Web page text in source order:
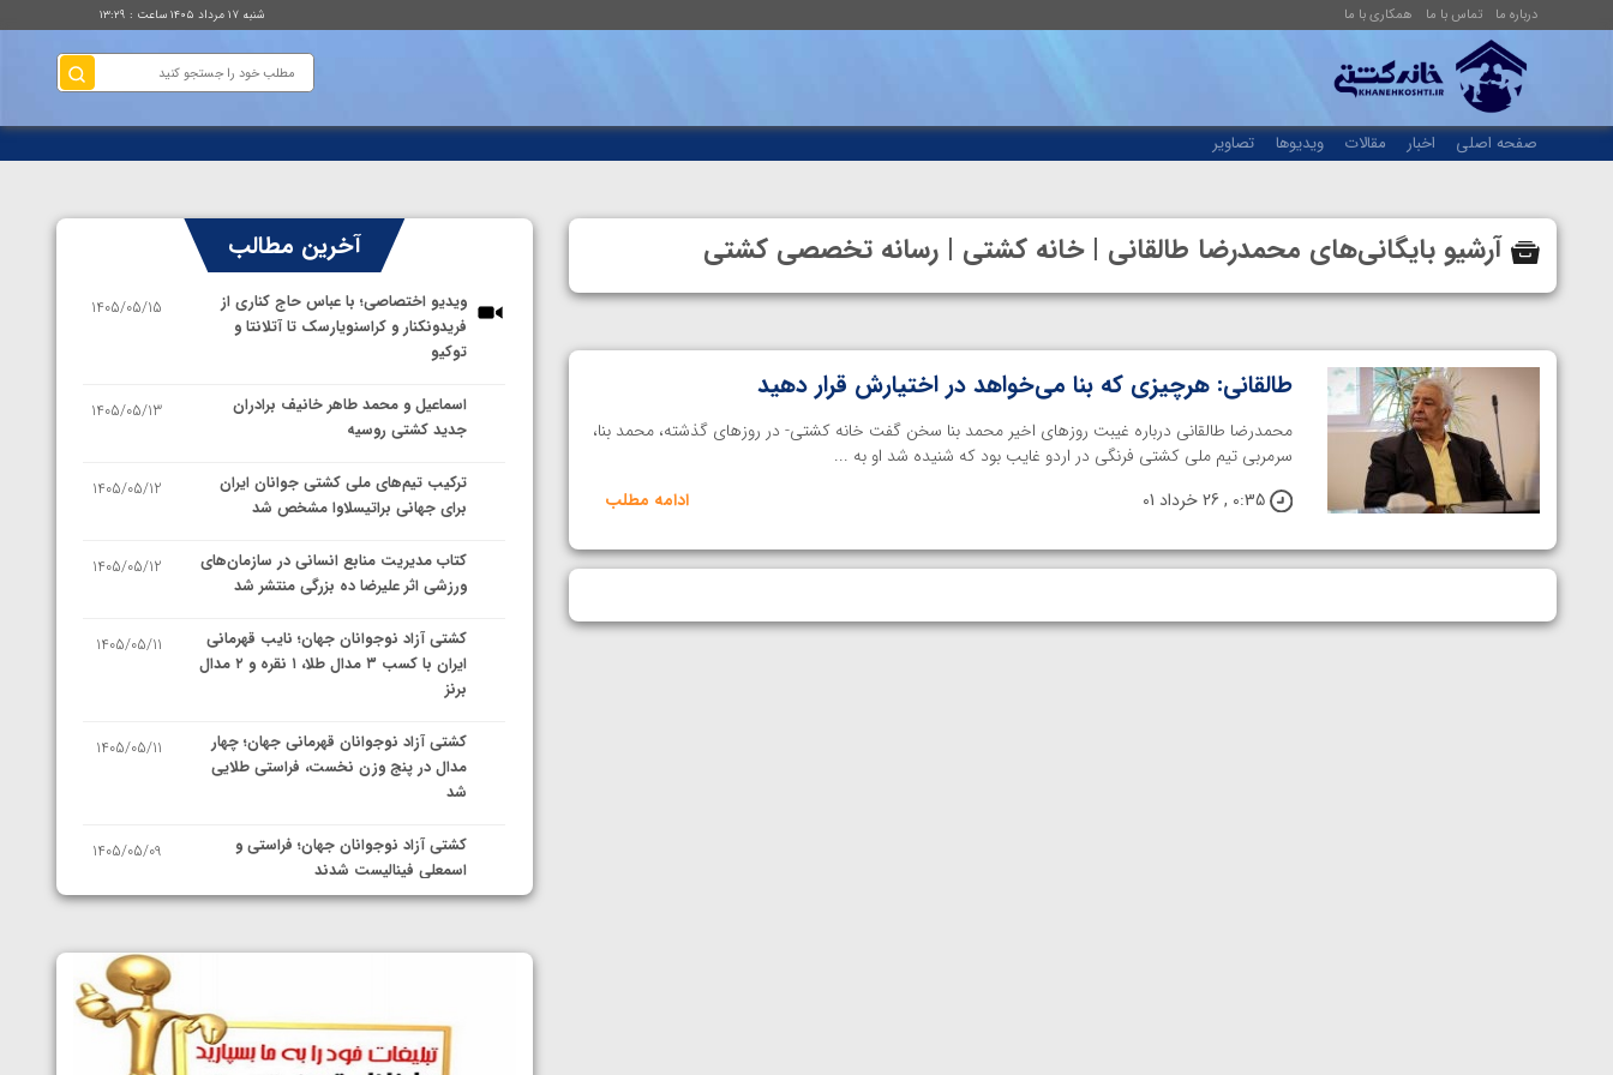
درباره ما تماس با ما همکاری با ما شنبه ۱۷ مرداد ۱۴۰۵ ساعت : ۱۳:۲۹
صفحه اصلی اخبار مقالات ویدیوها تصاویر
آرشیو بایگانی‌های محمدرضا طالقانی | خانه کشتی | رسانه تخصصی کشتی
طالقانی: هرچیزی که بنا می‌خواهد در اختیارش قرار دهید
محمدرضا طالقانی درباره غیبت روزهای اخیر محمد بنا سخن گفت‌ خانه کشتی- در روزهای گذشته، محمد بنا،
سرمربی تیم ملی کشتی فرنگی در اردو غایب بود که شنیده شد او به ...
0:35 , 26 خرداد 01
ادامه مطلب
آخرین مطالب
ویدیو اختصاصی؛ با عباس حاج کناری از
فریدونکنار و کراسنویارسک تا آتلانتا و
توکیو
1405/05/15
اسماعیل و محمد طاهر خانیف برادران
جدید کشتی روسیه
1405/05/13
ترکیب تیم‌های ملی کشتی جوانان ایران
برای جهانی براتیسلاوا مشخص شد
1405/05/12
کتاب مدیریت منابع انسانی در سازمان‌های
ورزشی اثر علیرضا ده بزرگی منتشر شد
1405/05/12
کشتی آزاد نوجوانان جهان؛ نایب قهرمانی
ایران با کسب ۳ مدال طلا، ۱ نقره و ۲ مدال
برنز
1405/05/11
کشتی آزاد نوجوانان قهرمانی جهان؛ چهار
مدال در پنج وزن نخست، فراستی طلایی
شد
1405/05/11
کشتی آزاد نوجوانان جهان؛ فراستی و
اسمعلی فینالیست شدند
1405/05/09
نمایندگان ایران مشخص شدند
سوم برای ایران
1405/05/07